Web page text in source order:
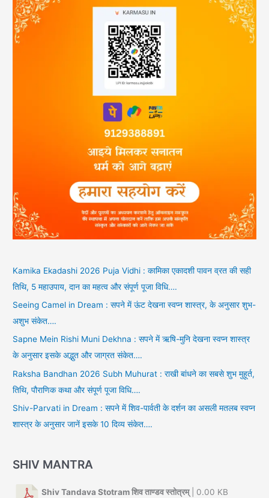
Kamika Ekadashi 2026 Puja Vidhi : कामिका एकादशी पावन व्रत की सही
तिथि, 5 महाउपाय, दान का महत्व और संपूर्ण पूजा विधि….
Seeing Camel in Dream : सपने में ऊंट देखना स्वप्न शास्त्र, के अनुसार शुभ-
अशुभ संकेत….
Sapne Mein Rishi Muni Dekhna : सपने में ऋषि-मुनि देखना स्वप्न शास्त्र
के अनुसार इसके अद्भुत और जाग्रत संकेत….
Raksha Bandhan 2026 Subh Muhurat : राखी बांधने का सबसे शुभ मुहूर्त,
तिथि, पौराणिक कथा और संपूर्ण पूजा विधि….
Shiv-Parvati in Dream : सपने में शिव-पार्वती के दर्शन का असली मतलब स्वप्न
शास्त्र के अनुसार जानें इसके 10 दिव्य संकेत….
SHIV MANTRA
Shiv Tandava Stotram शिव ताण्डव स्तोत्रम्| 0.00 KB